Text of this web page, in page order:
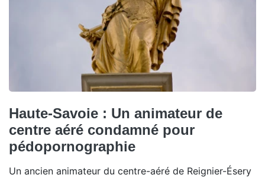
Haute-Savoie : Un animateur de
centre aéré condamné pour
pédopornographie
Un ancien animateur du centre-aéré de Reignier-Ésery